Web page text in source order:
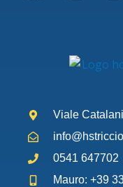
Viale
0541 647702
Mauro: +39